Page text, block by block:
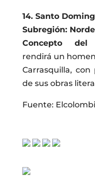
14. Santo
Subregión:
Concepto del
rendirá un
Carrasquilla,
de sus obras
Fuente: